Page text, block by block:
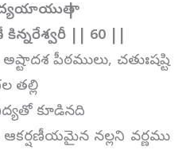
|
|| 60 ||
పీఠములు, చతుఃషష్టి
తల్లి
కూడినది
నల్లని వర్ణము